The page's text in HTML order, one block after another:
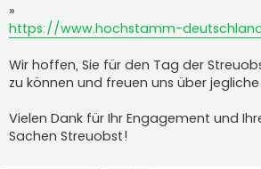
»
https://www.hochstamm-
Wir hoffen, Sie für den Tag der
zu können und freuen uns über
Vielen Dank für Ihr Engagement und
Sachen Streuobst!